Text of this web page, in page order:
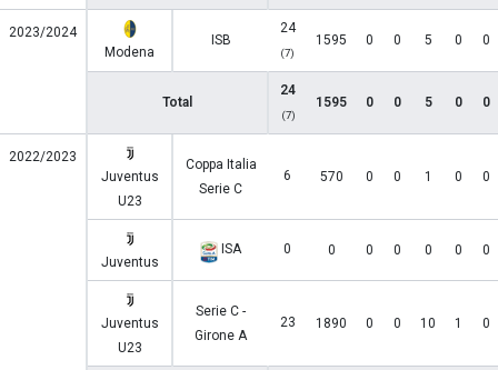
2023/2024
Modena
ISB
24
(7)
1595 0 0 5 0 0
Total
24
(7)
1595 0 0 5 0 0
2022/2023
Juventus
U23
Coppa Italia
Serie C
6 570 0 0 1 0 0
Juventus
ISA 0 0 0 0 0 0 0
Juventus
U23
Serie C -
Girone A
23 1890 0 0 10 1 0